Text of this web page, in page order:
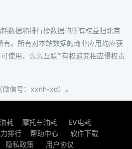
数据和排行榜数据的所有权益归北京
有。所有对本站数据的商业应用均应获
使用，么么互联™有权追究相应侵权责
信号：xxnh-xd）。
耗 摩托车油耗
EV电耗
排行 帮助中心
软件下载
隐私政策 用户协议